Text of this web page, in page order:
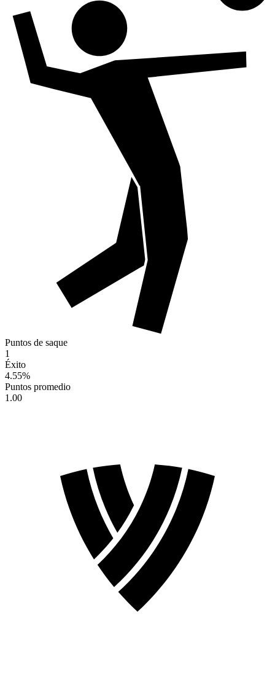
Puntos de saque
1
Éxito
4.55%
Puntos promedio
1.00